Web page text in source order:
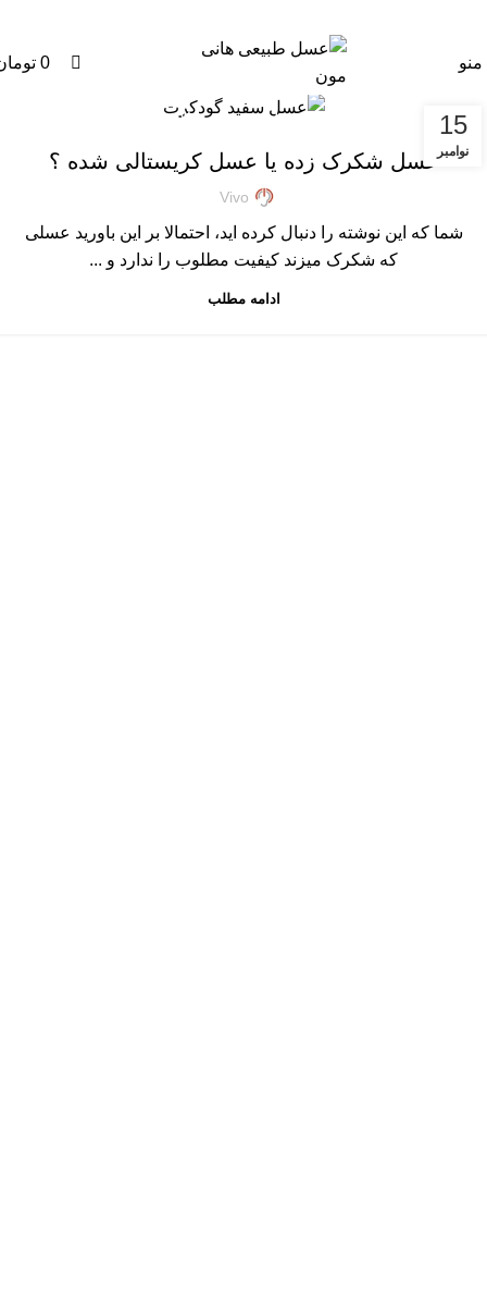
منو 0
15
نوامبر
ARTICLES
,عسل رس بسته,مقالات علمی
عسل شکرک زده یا عسل کریستالی شده ؟
Vivo
شما که این نوشته را دنبال کرده اید، احتمالا بر این باورید عسلی
که شکرک میزند کیفیت مطلوب را ندارد و ...
ادامه مطلب